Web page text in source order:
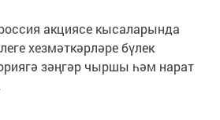
акциясе кысаларында
хезмәткәрләре бүлек
зәңгәр чыршы һәм нарат